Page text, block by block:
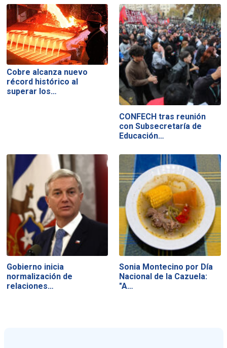
Cobre alcanza nuevo
récord histórico al
superar los…
CONFECH tras reunión
con Subsecretaría de
Educación…
Gobierno inicia
normalización de
relaciones…
Sonia Montecino por Día
Nacional de la Cazuela:
"A…